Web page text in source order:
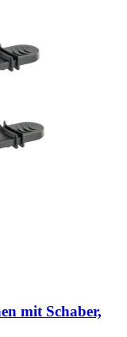
mit Schaber,